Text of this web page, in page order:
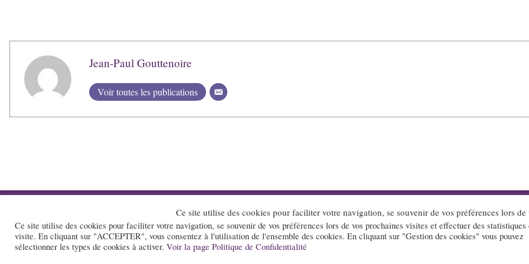
Jean-Paul Gouttenoire
Voir toutes les publications
Accueil Contact Mentions légales Cookies Politique de
Le site et la newsletter Jazz-Rhone-Alpes.com sont édités par l’association « Loi 1901 » « Jazz en Rhône-Alpes » qui a pour objet
Ce site utilise des cookies pour faciliter votre navigation, se souvenir de vos préférences lors
Ce site utilise des cookies pour faciliter votre navigation, se souvenir de vos préférences lors de vos prochaines visites et effectuer des statistiques
visite. En cliquant sur "ACCEPTER", vous consentez à l'utilisation de l'ensemble des cookies. En cliquant sur "Gestion des cookies" vous pouvez
sélectionner les types de cookies à activer. Voir la page Politique de Confidentialité